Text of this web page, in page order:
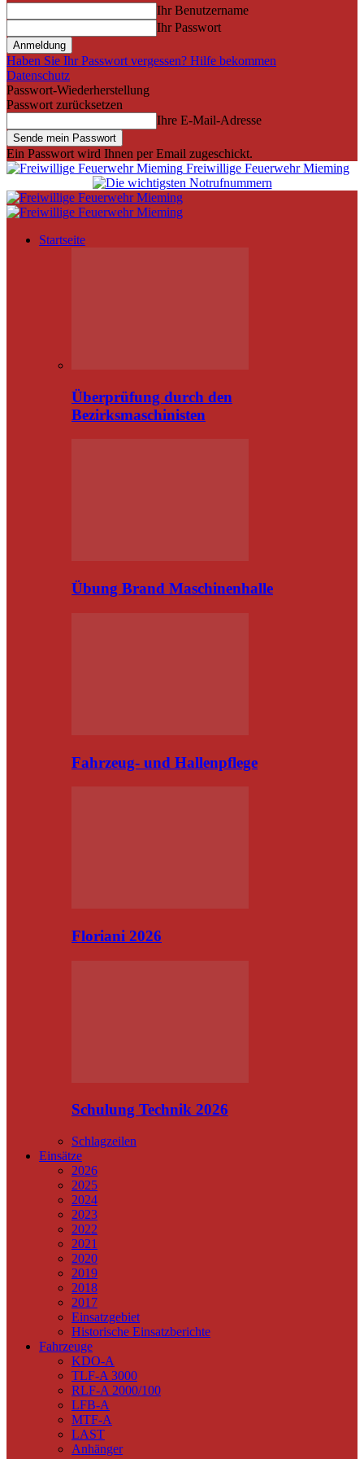
Ihr Benutzername
Ihr Passwort
Haben Sie Ihr Passwort vergessen? Hilfe bekommen
Datenschutz
Passwort-Wiederherstellung
Passwort zurücksetzen
Ihre E-Mail-Adresse
Ein Passwort wird Ihnen per Email zugeschickt.
Freiwillige Feuerwehr Mieming
Startseite
Überprüfung durch den
Bezirksmaschinisten
Übung Brand Maschinenhalle
Fahrzeug- und Hallenpflege
Floriani 2026
Schulung Technik 2026
Schlagzeilen
Einsätze
2026
2025
2024
2023
2022
2021
2020
2019
2018
2017
Einsatzgebiet
Historische Einsatzberichte
Fahrzeuge
KDO-A
TLF-A 3000
RLF-A 2000/100
LFB-A
MTF-A
LAST
Anhänger